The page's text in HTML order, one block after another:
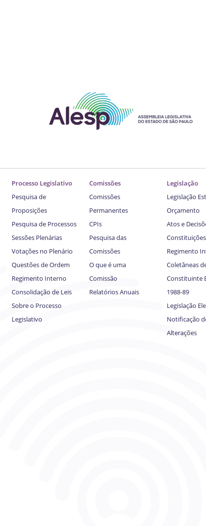
Processo Legislativo
Pesquisa de
Proposições
Pesquisa de Processos
Sessões Plenárias
Votações no Plenário
Questões de Ordem
Regimento Interno
Consolidação de Leis
Sobre o Processo
Legislativo
Comissões
Comissões
Permanentes
CPIs
Pesquisa das
Comissões
O que é uma
Comissão
Relatórios Anuais
Legislação
Legislação
Orçamento
Atos e
Constituições
Regimento
Coletâneas
Constituinte
1988-89
Legislação
Notificação
Alterações